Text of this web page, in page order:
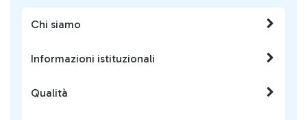
Chi siamo
Informazioni istituzionali
Qualità